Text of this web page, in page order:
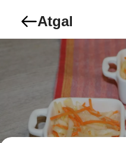
Atgal